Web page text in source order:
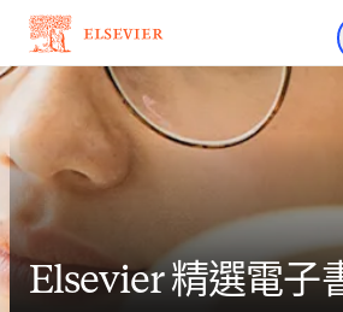
跳到
Elsevier 精選電子